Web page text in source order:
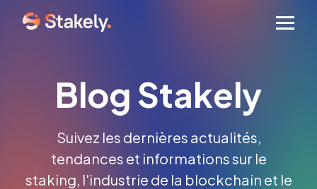
Blog Stakely
Suivez les dernières actualités,
tendances et informations sur le
staking, l'industrie de la blockchain et le